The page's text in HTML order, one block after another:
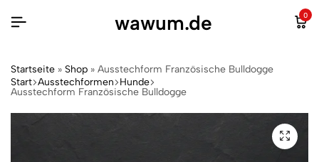
wawum.de 0
Startseite » Shop » Ausstechform Französische Bulldogge
Start Ausstechformen Hunde
Ausstechform Französische Bulldogge